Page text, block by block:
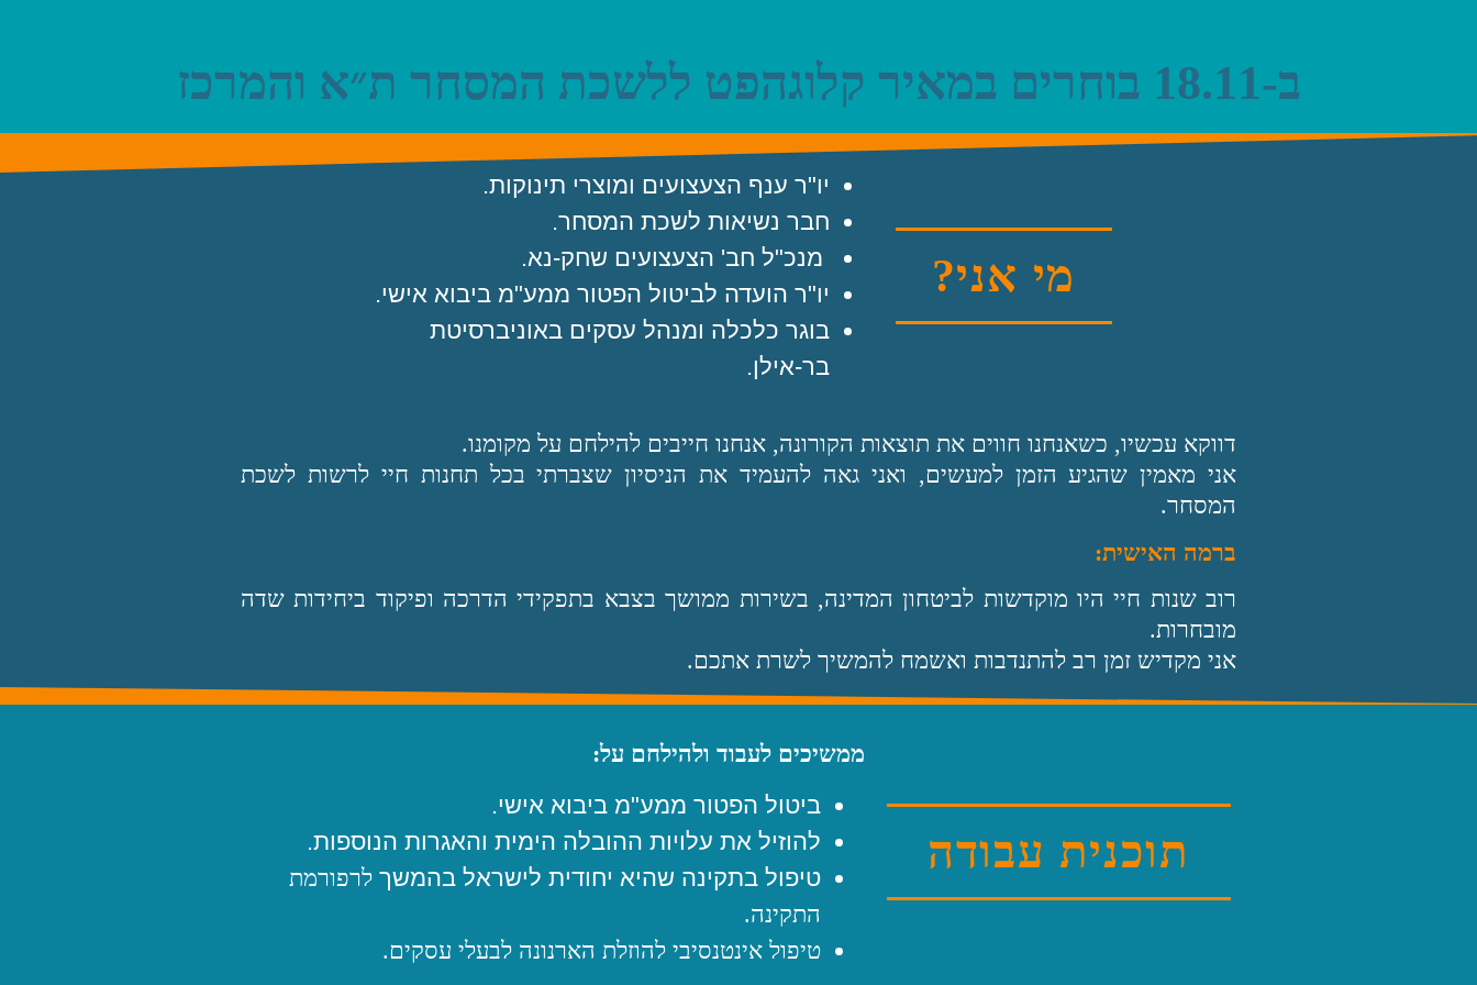
ב-18.11 בוחרים במאיר קלוגהפט ללשכת המסחר ת״א והמרכז
מי אני?
יו‭"‬ר‭ ‬ענף‭ ‬הצעצועים‭ ‬ומוצרי‭ ‬תינוקות‭.‬
חבר‭ ‬נשיאות‭ ‬לשכת‭ ‬המסחר‭.‬
מנכ‭"‬ל‭ ‬חב‭'‬ הצעצועים‭ ‬שחק‭-‬נא‭.‬
יו‭"‬ר‭ ‬הועדה‭ ‬לביטול‭ ‬הפטור‭ ‬ממע‭"‬מ‭ ‬ביבוא‭ ‬אישי‭.‬
‬בר‭-‬אילן‭.
דווקא‭ ‬עכשיו‭,‬ כשאנחנו‭ ‬חווים‭ ‬את‭ ‬תוצאות‭ ‬הקורונה, ‭‬אנחנו‭ ‬חייבים‭ ‬להילחם‭ ‬על‭ ‬מקומנו.
‬המסחר‭.‬
ברמה‭ ‬האישית‭: ‬
‬מובחרות‭.‬
אני‭ ‬מקדיש‭ ‬זמן‭ ‬רב‭ ‬להתנדבות‭ ‬ואשמח‭ ‬להמשיך‭ ‬לשרת‭ ‬אתכם‭.‬
תוכנית עבודה
ממשיכים‭ ‬לעבוד‭ ‬ולהילחם‭ ‬על‭:‬
ביטול‭ ‬הפטור‭ ‬ממע‭"‬מ‭ ‬ביבוא‭ ‬אישי‭.‬
להוזיל‭ ‬את‭ ‬עלויות‭ ‬ההובלה‭ ‬הימית‭ ‬והאגרות‭ ‬הנוספות‭.‬
טיפול‭ ‬בתקינה‭ ‬שהיא‭ ‬יחודית‭ ‬לישראל‭ ‬בהמשך‭ ‬
‬לרפורמת‭
‬התקינה‭.‬
טיפול‭ ‬אינטנסיבי‭ ‬להוזלת‭ ‬הארנונה‭ ‬לבעלי‭ ‬עסקים‭.‬